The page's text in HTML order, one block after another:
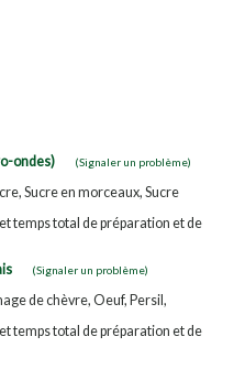
ondes) (Signaler un problème)
Sucre en morceaux, Sucre
temps total de préparation et de
(Signaler un problème)
de chèvre, Oeuf, Persil,
temps total de préparation et de